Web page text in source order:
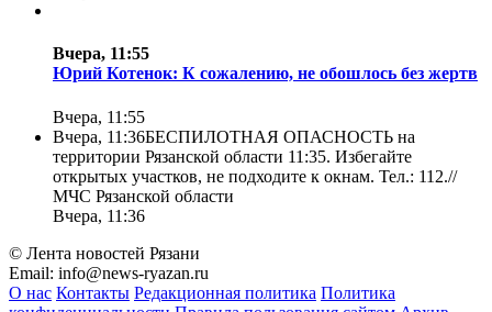
Вчера, 11:55
Юрий Котенок: К сожалению, не обошлось без жертв
Вчера, 11:55
Вчера, 11:36БЕСПИЛОТНАЯ ОПАСНОСТЬ на
территории Рязанской области 11:35. Избегайте
открытых участков, не подходите к окнам. Тел.: 112.//
МЧС Рязанской области
Вчера, 11:36
© Лента новостей Рязани
Email: info@news-ryazan.ru
О нас Контакты Редакционная политика Политика